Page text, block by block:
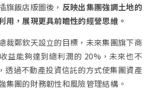
旗飯店版圖後， 反映出集團強調土地的
用，展現更具前瞻性的經營思維。
裁鄭欽天設立的目標，未來集團旗下商
益能夠達到總利潤的 20%，未來也不
透過不動產投資信託的方式使集團資產
集團的財務韌性和風險管理結構。